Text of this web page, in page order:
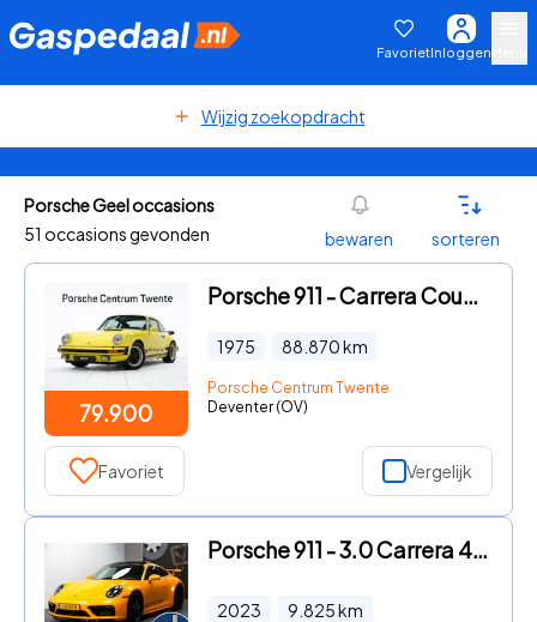
FavorietInloggen
Wijzig zoekopdracht
Porsche Geel occasions
51 occasions gevonden
bewaren sorteren
79.900
Porsche 911 - Carrera Coupé
1975 88.870km
Porsche Centrum Twente
Deventer (OV)
Favoriet Vergelijk
Porsche 911 - 3.0 Carrera 4 GTS 353kW/480pk Aut8 PCCB + PTS SIGNAL YELLOW
2023 9.825km